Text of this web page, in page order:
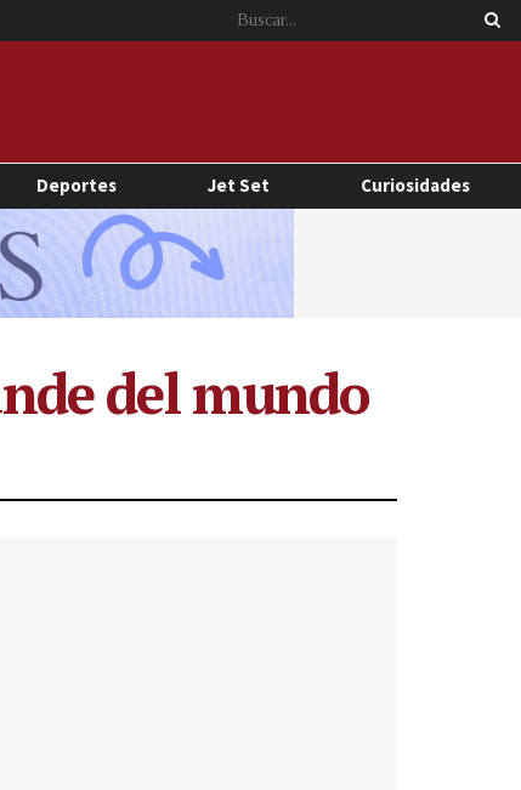
Deportes Jet Set Curiosidades
del mundo